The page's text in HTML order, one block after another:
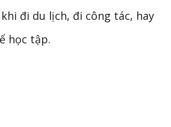
đi du lịch, đi công tác, hay
học tập.